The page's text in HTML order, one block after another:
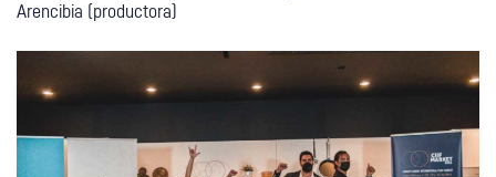
Arencibia (productora)